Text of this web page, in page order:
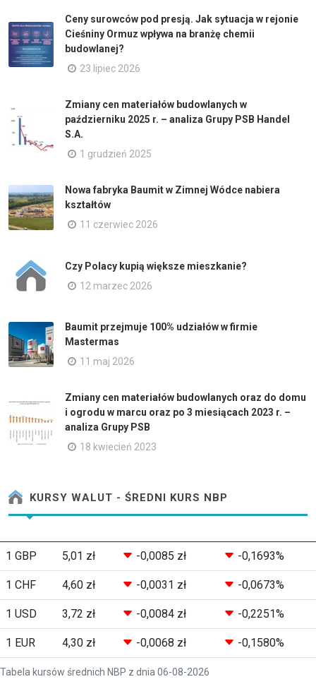
Ceny surowców pod presją. Jak sytuacja w rejonie
Cieśniny Ormuz wpływa na branżę chemii
budowlanej?
23 lipiec 2026
Zmiany cen materiałów budowlanych w
październiku 2025 r. – analiza Grupy PSB Handel
S.A.
1 grudzień 2025
Nowa fabryka Baumit w Zimnej Wódce nabiera
kształtów
11 czerwiec 2026
Czy Polacy kupią większe mieszkanie?
12 marzec 2026
Baumit przejmuje 100% udziałów w firmie
Mastermas
11 maj 2026
Zmiany cen materiałów budowlanych oraz do domu
i ogrodu w marcu oraz po 3 miesiącach 2023 r. –
analiza Grupy PSB
18 kwiecień 2023
KURSY WALUT - ŚREDNI KURS NBP
Tabela kursów średnich NBP z dnia 06-08-2026
1 GBP 5,01 zł -0,0085 zł -0,1693%
1 CHF 4,60 zł -0,0031 zł -0,0673%
1 USD 3,72 zł -0,0084 zł -0,2251%
1 EUR 4,30 zł -0,0068 zł -0,1580%